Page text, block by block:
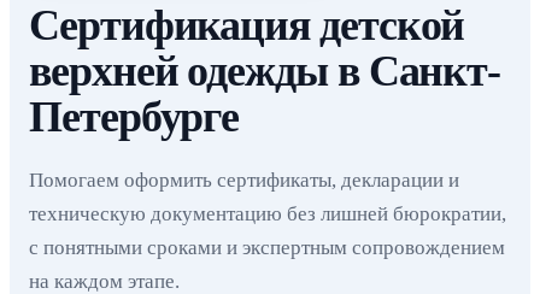
Сертификация детской
верхней одежды в Санкт-
Петербурге
Помогаем оформить сертификаты, декларации и
техническую документацию без лишней бюрократии,
с понятными сроками и экспертным сопровождением
на каждом этапе.